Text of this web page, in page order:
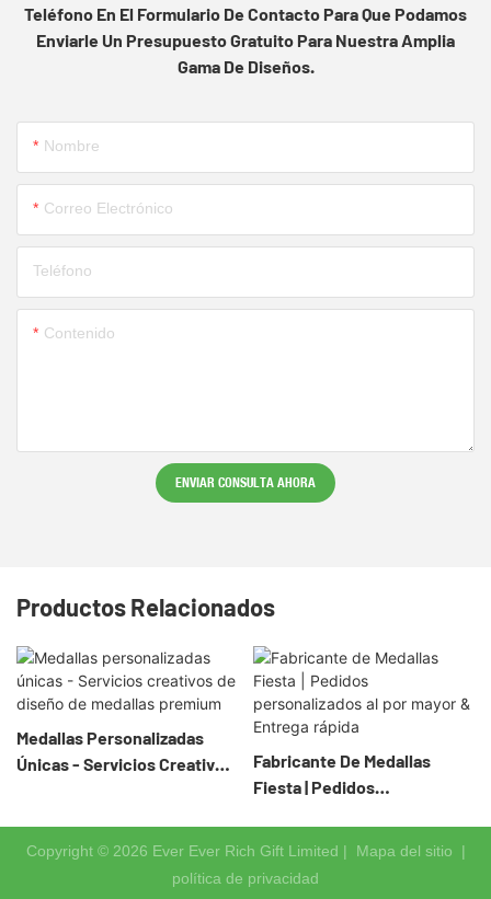
Teléfono En El Formulario De Contacto Para Que Podamos
Enviarle Un Presupuesto Gratuito Para Nuestra Amplia
Gama De Diseños.
Nombre
Correo Electrónico
Teléfono
Contenido
ENVIAR CONSULTA AHORA
Productos Relacionados
Medallas Personalizadas
Únicas - Servicios Creativos
Fabricante De Medallas
Fiesta | Pedidos
Copyright © 2026 Ever Ever Rich Gift Limited | Mapa del sitio
|
política de privacidad